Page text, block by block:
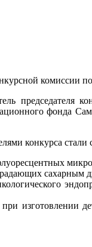
председателя
фонда
конкурса
флуоресцентных